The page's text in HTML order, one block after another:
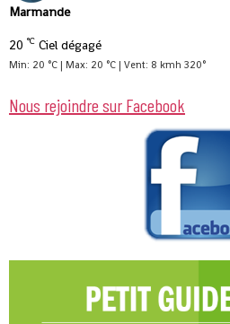
Marmande
20 °C Ciel dégagé
Min: 20 °C | Max: 20 °C | Vent: 8 kmh 320°
Nous rejoindre sur Facebook